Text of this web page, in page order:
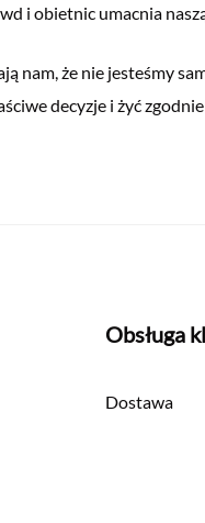
i obietnic umacnia
że nie jesteśmy
decyzje i żyć
Obsługa
Dostawa